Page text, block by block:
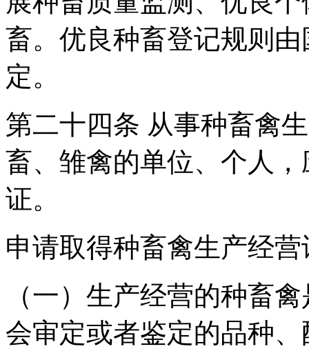
畜。优良种畜登记规则
定。
第二十四条 从事种畜禽
畜、雏禽的单位、个人
证。
申请取得种畜禽生产经
（一）生产经营的种畜
会审定或者鉴定的品种